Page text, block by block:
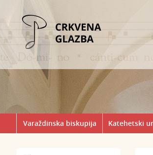
Varaždinska biskupija Katehetski